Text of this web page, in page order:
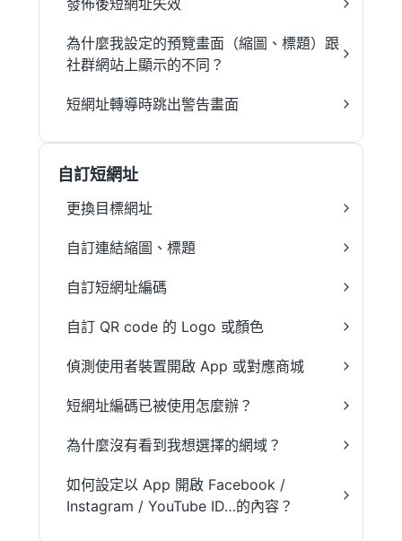
為什麼我設定的預覽畫面（縮圖、標題）跟
社群網站上顯示的不同？
短網址轉導時跳出警告畫面
自訂短網址
更換目標網址
自訂連結縮圖、標題
自訂短網址編碼
自訂 QR code 的 Logo 或顏色
偵測使用者裝置開啟 App 或對應商城
短網址編碼已被使用怎麼辦？
為什麼沒有看到我想選擇的網域？
如何設定以 App 開啟 Facebook /
Instagram / YouTube ID…的內容？